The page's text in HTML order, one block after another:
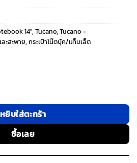
is:
14", Tucano, Tucano -
ะสะพาย, กระเป๋าโน๊ตบุ้ค/แท็บเล็ต
Slim - กระเป๋าโน๊ตบุ๊ค Laptops 13-14"/
หยิบใส่ตะกร้า
ซื้อเลย